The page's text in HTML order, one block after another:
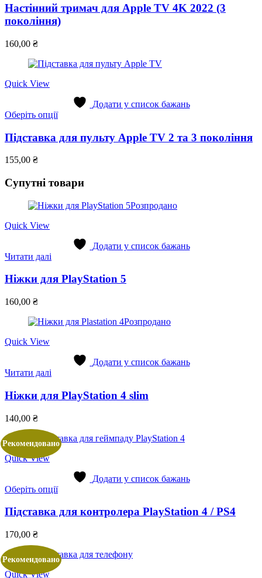
має
кілька
варіантів.
на
Настінний тримач для Apple TV 4K 2022 (3
покоління)
160,00 ₴
Quick View
Додати у список бажань
Оберіть опціїЦей
має
кілька
вибрати
сторінці
Підставка для пульту Apple TV 2 та 3 покоління
155,00 ₴
Супутні товари
Розпродано
Quick View
Додати у список бажань
Читати далі
Ніжки для PlayStation 5
160,00 ₴
Розпродано
Quick View
Додати у список бажань
Читати далі
Ніжки для PlayStation 4 slim
140,00 ₴
Quick View
Додати у список бажань
Рекомендовано
Оберіть опціїЦей
має
кілька
можна
вибрати
Підставка для контролера PlayStation 4 / PS4
170,00 ₴
Quick View
Рекомендовано